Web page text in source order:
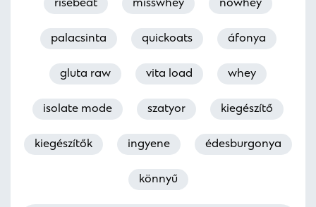
risebeat misswhey nowhey
palacsinta quickoats áfonya
gluta raw vita load whey
isolate mode szatyor kiegészítő
kiegészítők ingyene édesburgonya
könnyű